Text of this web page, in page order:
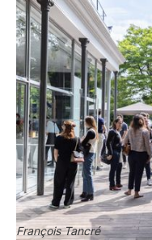
François Tancré